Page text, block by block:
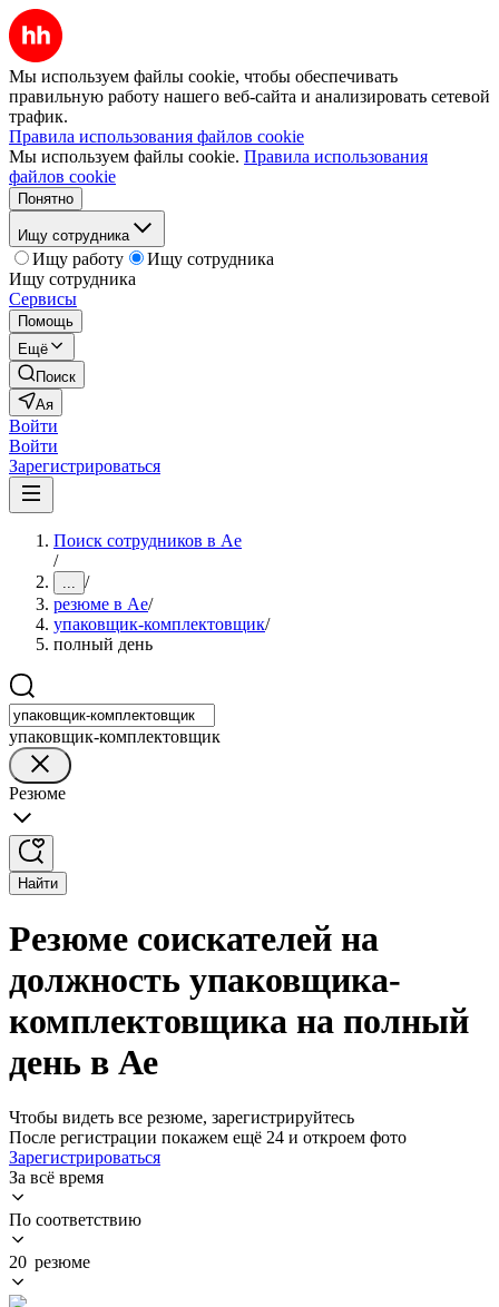
Мы используем файлы cookie, чтобы обеспечивать
правильную работу нашего веб-сайта и анализировать сетевой
трафик.
Правила использования файлов cookie
Мы используем файлы cookie. Правила использования
файлов cookie
Понятно
Ищу сотрудника
Ищу работу
Ищу сотрудника
Ищу сотрудника
Сервисы
Помощь
Ещё
Поиск
Ая
Войти
Войти
Зарегистрироваться
Поиск сотрудников в Ае
/
... /
резюме в Ае/
упаковщик-комплектовщик/
полный день
упаковщик-комплектовщик
Резюме
Найти
Резюме соискателей на
должность упаковщика-
комплектовщика на полный
день в Ае
Чтобы видеть все резюме, зарегистрируйтесь
После регистрации покажем ещё 24 и откроем фото
Зарегистрироваться
За всё время
По соответствию
20 резюме